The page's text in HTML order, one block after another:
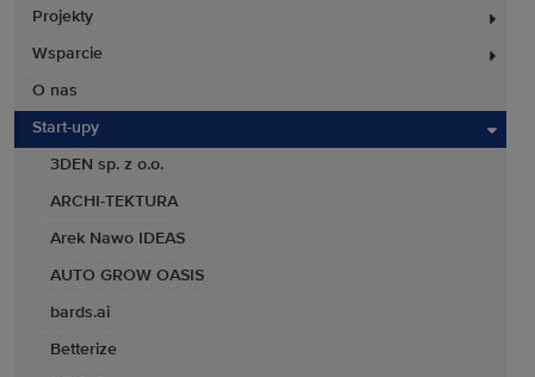
Projekty
Wsparcie
O nas
Start-upy
3DEN sp. z o.o.
ARCHI-TEKTURA
Arek Nawo IDEAS
AUTO GROW OASIS
bards.ai
Betterize